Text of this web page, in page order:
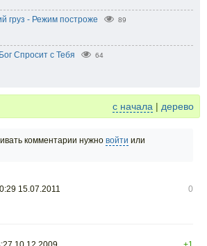
груз - Режим построже 89
Спросит с Тебя 64
с начала | дерево
комментарии нужно войти или
15.07.2011
0